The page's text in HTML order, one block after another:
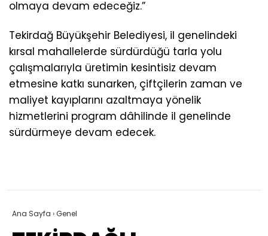
olmaya devam edeceğiz.”
Tekirdağ Büyükşehir Belediyesi, il genelindeki
kırsal mahallelerde sürdürdüğü tarla yolu
çalışmalarıyla üretimin kesintisiz devam
etmesine katkı sunarken, çiftçilerin zaman ve
maliyet kayıplarını azaltmaya yönelik
hizmetlerini program dâhilinde il genelinde
sürdürmeye devam edecek.
Ana Sayfa ›Genel